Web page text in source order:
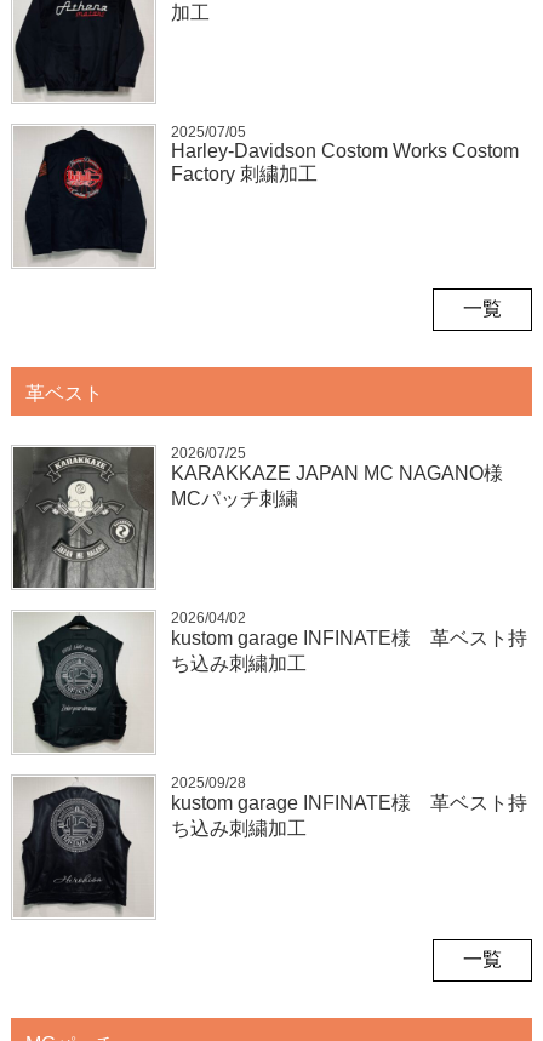
加工
2025/07/05
Harley-Davidson Costom Works Costom
Factory 刺繍加工
一覧
革ベスト
2026/07/25
KARAKKAZE JAPAN MC NAGANO様
MCパッチ刺繍
2026/04/02
kustom garage INFINATE様 革ベスト持
ち込み刺繍加工
2025/09/28
kustom garage INFINATE様 革ベスト持
ち込み刺繍加工
一覧